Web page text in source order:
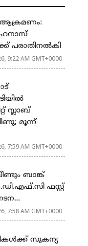
പരാതിനൽകി
9:22 AM GMT+0000
സ്ലാബ്
മൂന്ന്
7:59 AM GMT+0000
ബാങ്ക്
ഫസ്റ്റ്
7:58 AM GMT+0000
സു​ക​ന്യ